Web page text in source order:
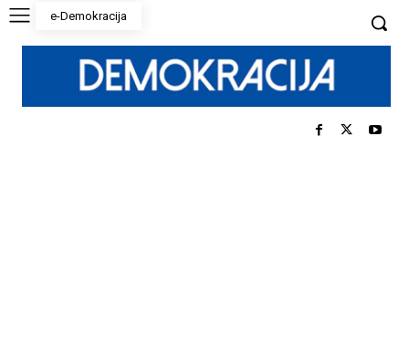
e-Demokracija